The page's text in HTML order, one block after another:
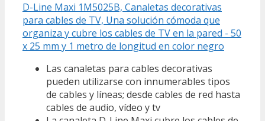
D-Line Maxi 1M5025B, Canaletas decorativas
para cables de TV, Una solución cómoda que
organiza y cubre los cables de TV en la pared - 50
x 25 mm y 1 metro de longitud en color negro
Las canaletas para cables decorativas
pueden utilizarse con innumerables tipos
de cables y líneas; desde cables de red hasta
cables de audio, vídeo y tv